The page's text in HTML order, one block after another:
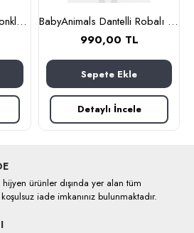
BabyAnimals Dantelli Fiyonklu Çiçekli Kız Çocuk Krem
BabyAnimals Dantelli Robalı Ekoseli Kız Çocuk Elbise Kırmızı
990,00 TL
Sepete Ekle
Detaylı İncele
ürünler dışında yer alan tüm
iade imkanınız bulunmaktadır.